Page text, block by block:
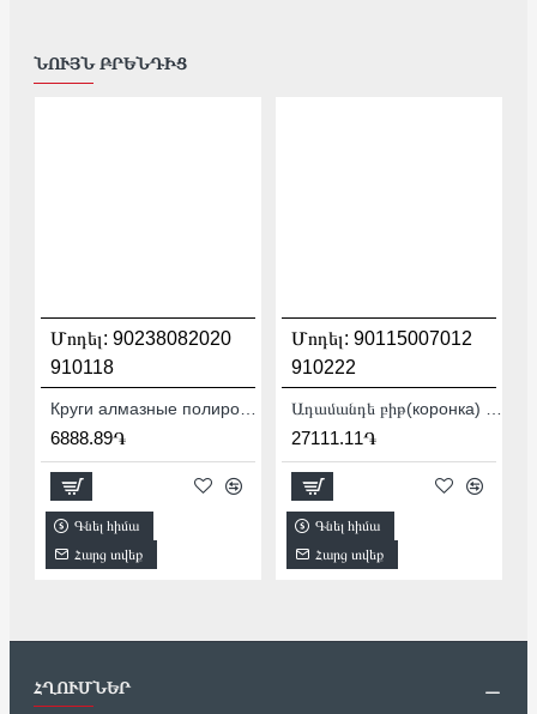
ՆՈՒՅՆ ԲՐԵՆԴԻՑ
Մոդել: 90238082020
910118
6888.89֏
Գնել հիմա
Հարց տվեք
Մոդել: 90115007012
910222
27111.11֏
Գնել հիմա
Հարց տվեք
ՀՂՈՒՄՆԵՐ